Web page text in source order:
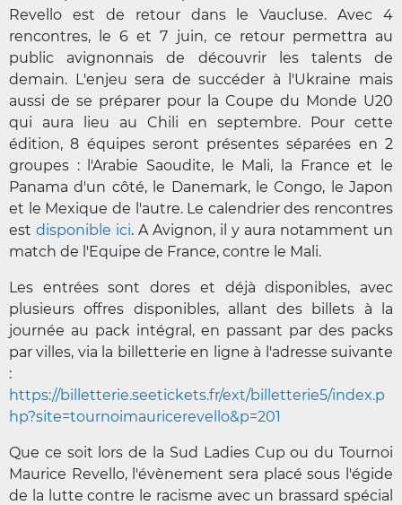
Revello est de retour dans le Vaucluse. Avec 4
rencontres, le 6 et 7 juin, ce retour permettra au
public avignonnais de découvrir les talents de
demain. L'enjeu sera de succéder à l'Ukraine mais
aussi de se préparer pour la Coupe du Monde U20
qui aura lieu au Chili en septembre. Pour cette
édition, 8 équipes seront présentes séparées en 2
groupes : l'Arabie Saoudite, le Mali, la France et le
Panama d'un côté, le Danemark, le Congo, le Japon
et le Mexique de l'autre. Le calendrier des rencontres
est disponible ici. A Avignon, il y aura notamment un
match de l'Equipe de France, contre le Mali.
Les entrées sont dores et déjà disponibles, avec
plusieurs offres disponibles, allant des billets à la
journée au pack intégral, en passant par des packs
par villes, via la billetterie en ligne à l'adresse suivante
:
https://billetterie.seetickets.fr/ext/billetterie5/index.p
hp?site=tournoimauricerevello&p=201
Que ce soit lors de la Sud Ladies Cup ou du Tournoi
Maurice Revello, l'évènement sera placé sous l'égide
de la lutte contre le racisme avec un brassard spécial